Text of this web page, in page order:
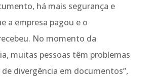
há mais segurança e
a empresa pagou e o
No momento da
muitas pessoas têm problemas
divergência em documentos”,